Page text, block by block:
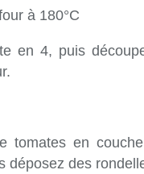
à 180°C
en 4, puis
tomates en
déposez des